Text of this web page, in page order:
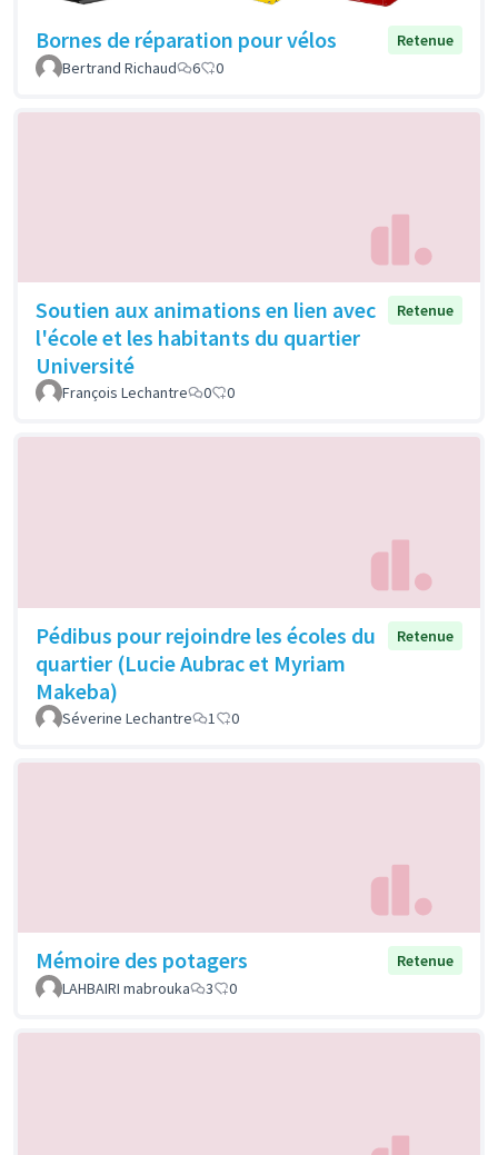
Bornes de réparation pour vélos
Retenue
Bertrand Richaud
6 0
Soutien aux animations en lien avec
l'école et les habitants du quartier
Université
Retenue
François Lechantre 0 0
Pédibus pour rejoindre les écoles du
quartier (Lucie Aubrac et Myriam
Makeba)
Retenue
Séverine Lechantre 1 0
Mémoire des potagers
Retenue
LAHBAIRI mabrouka
3 0